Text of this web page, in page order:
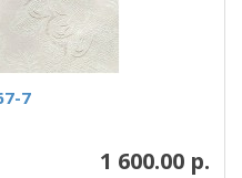
7
1 600.00 р.